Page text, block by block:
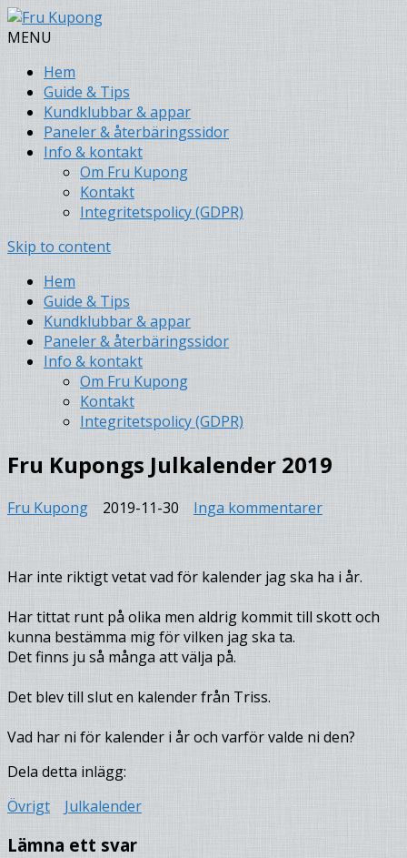
MENU
Hem
Guide & Tips
Kundklubbar & appar
Paneler & återbäringssidor
Info & kontakt
Om Fru Kupong
Kontakt
Integritetspolicy (GDPR)
Skip to content
Hem
Guide & Tips
Kundklubbar & appar
Paneler & återbäringssidor
Info & kontakt
Om Fru Kupong
Kontakt
Integritetspolicy (GDPR)
Fru Kupongs Julkalender 2019
Fru Kupong 2019-11-30 Inga kommentarertill
Julkalender
2019
Har inte riktigt vetat vad för kalender jag ska ha i år.
Har tittat runt på olika men aldrig kommit till skott och
kunna bestämma mig för vilken jag ska ta.
Det finns ju så många att välja på.
Det blev till slut en kalender från Triss.
Vad har ni för kalender i år och varför valde ni den?
Dela detta inlägg:
Övrigt
Julkalender
Lämna ett svar